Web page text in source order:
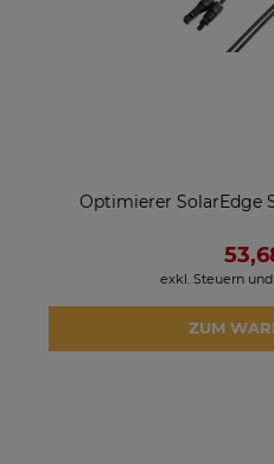
Optimierer SolarEdge
exkl. Steuern
ZUM